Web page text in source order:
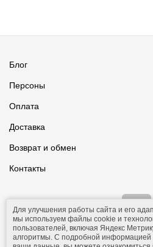
Блог
Персоны
Оплата
Доставка
Возврат и обмен
Контакты
Для улучшения работы сайта и его
мы используем файлы cookie и
пользователей, включая Яндекс
алгоритмы. С подробной информацией